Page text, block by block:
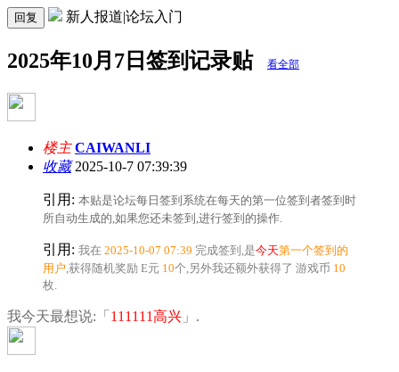
回复 新人报道|论坛入门
2025年10月7日签到记录贴 看全部
楼主 CAIWANLI
收藏2025-10-7 07:39:39
引用: 本贴是论坛每日签到系统在每天的第一位签到者签到时
所自动生成的,如果您还未签到, 进行签到的操作.
引用: 我在 2025-10-07 07:39 完成签到,是今天第一个签到的
用户 ,获得随机奖励 E元 10个 ,另外我还额外获得了 游戏币 10
枚.
我今天最想说:「 111111高兴 」.